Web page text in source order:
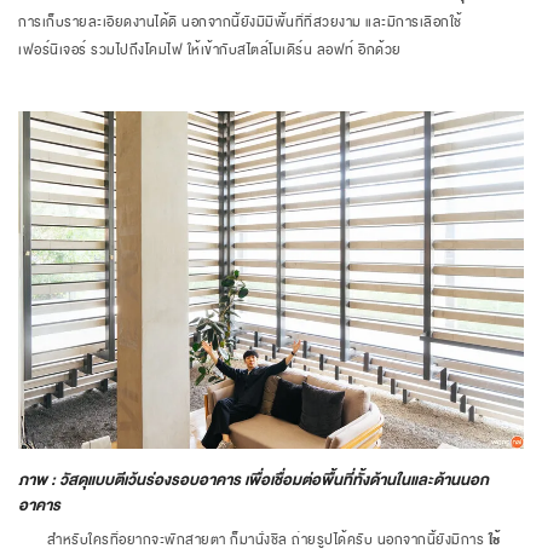
การเก็บรายละเอียดงานได้ดี นอกจากนี้ยังมีมีพื้นที่ที่สวยงาม และมีการเลือกใช้
เฟอร์นิเจอร์ รวมไปถึงโคมไฟ ให้เข้ากับสไตล์โมเดิร์น ลอฟท์ อีกด้วย
ภาพ : วัสดุแบบตีเว้นร่องรอบอาคาร เพื่อเชื่อมต่อพื้นที่ทั้งด้านในและด้านนอก
อาคาร
สำหรับใครที่อยากจะพักสายตา ก็มานั่งชิล ถ่ายรูปได้ครับ นอกจากนี้ยังมีการใช้